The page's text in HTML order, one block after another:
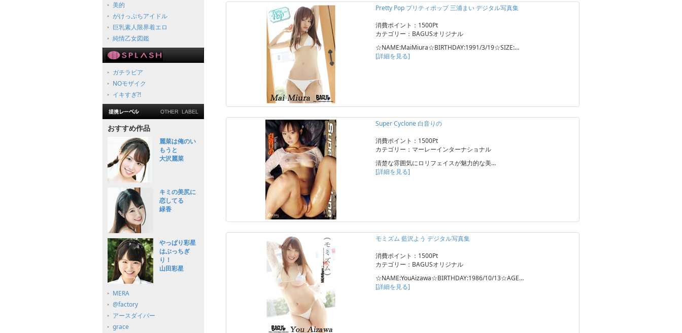
美的
がけっぷちアイドル
巨乳素人限界着エロ
純情乙女図鑑
ガチラビア
NOモザイク
イキすぎ?!
おすすめ作品
麗菜は俺のい
もうと
大沢麗菜
キミの美尻に
恋してる
緑香
やっぱり彩星
はぶっちぎ
り！
山田彩星
MERA
@factory
アースダイバー
grace
Pretty Pop プリティポップ 三浦まい デジタル写真集
消費ポイント：1500Pt
カテゴリー：BAGUSオリジナル
☆NAME:MaiMiura☆BIRTHDAY:1991/3/19☆SIZE:…
[詳細を見る]
Super Cyclone 白音りの
消費ポイント：1500Pt
カテゴリー：マーレーインターナショナル
清楚な雰囲気にロリフェイスが魅力的な美…
[詳細を見る]
モミズム 藍沢よう デジタル写真集
消費ポイント：1500Pt
カテゴリー：BAGUSオリジナル
☆NAME:YouAizawa☆BIRTHDAY:1986/10/13☆AGE…
[詳細を見る]